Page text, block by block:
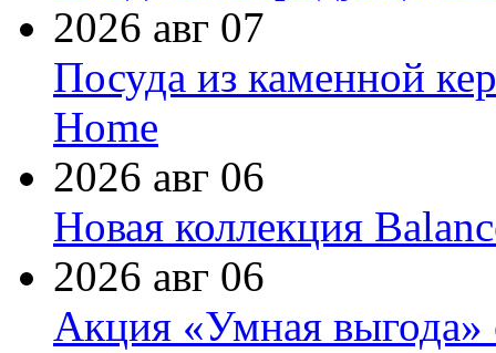
2026 авг 07
Посуда из каменной
Home
2026 авг 06
Новая коллекция
2026 авг 06
Акция «Умная выгода»